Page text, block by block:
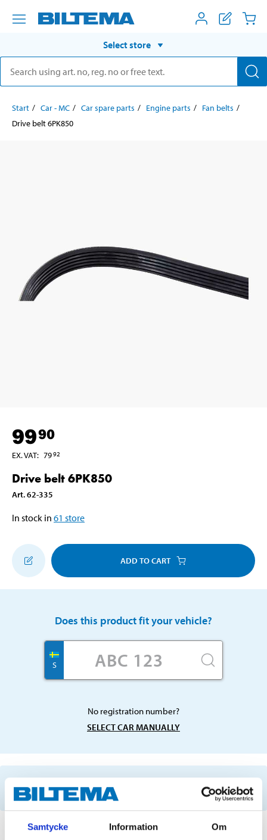
Samtycke Information Om
Select store
Start Car - MC Car spare parts Engine parts
Fan belts
Drive belt 6PK850
9990
EX. VAT: 7992
Drive belt 6PK850
Art.62-335
In stock in 61 store
ADD TO CART
Does this product fit your vehicle?
S
No registration number?
SELECT CAR MANUALLY
parts by reg. number and service recommendations.